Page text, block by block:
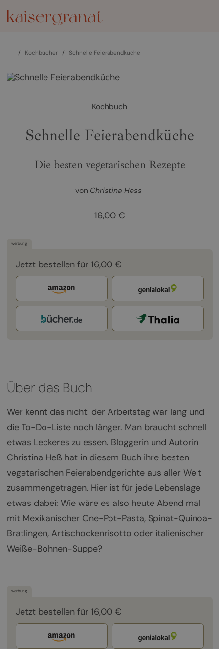
/ Kochbücher / Schnelle Feierabendküche
Kochbuch
Schnelle Feierabendküche
Die besten vegetarischen Rezepte
von Christina Hess
16,00 €
werbung
Jetzt bestellen für 16,00 €
Über das Buch
Wer kennt das nicht: der Arbeitstag war lang und
die To-Do-Liste noch länger. Man braucht schnell
etwas Leckeres zu essen. Bloggerin und Autorin
Christina Heß hat in diesem Buch ihre besten
vegetarischen Feierabendgerichte aus aller Welt
zusammengetragen. Hier ist für jede Lebenslage
etwas dabei: Wie wäre es also heute Abend mal
mit Mexikanischer One-Pot-Pasta, Spinat-Quinoa-
Bratlingen, Artischockenrisotto oder italienischer
Weiße-Bohnen-Suppe?
werbung
Jetzt bestellen für 16,00 €